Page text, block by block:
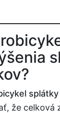
že celková